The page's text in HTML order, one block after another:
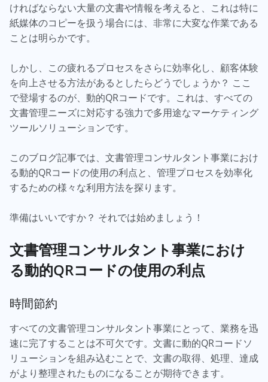
ければならない大量の文書や情報を考えると、これは特に
紙媒体のコピーを扱う場合には、非常に大変な作業である
ことは明らかです。
しかし、この疲れるプロセスをさらに効率化し、顧客体験
を向上させる方法があるとしたらどうでしょうか？ ここ
で登場するのが、動的QRコードです。これは、すべての
文書管理ニーズに対応する強力で多用途なマーケティング
ツールソリューションです。
このブログ記事では、文書管理コンサルタント事業におけ
る動的QRコードの使用の利点と、管理プロセスを効率化
するための様々な利用方法を探ります。
準備はいいですか？ それでは始めましょう！
文書管理コンサルタント事業におけ
る動的QRコードの使用の利点
時間節約
すべての文書管理コンサルタント事業にとって、業務を迅
速に完了することは不可欠です。文書に動的QRコードソ
リューションを組み込むことで、文書の取得、処理、達成
がより整理されたものになることが期待できます。